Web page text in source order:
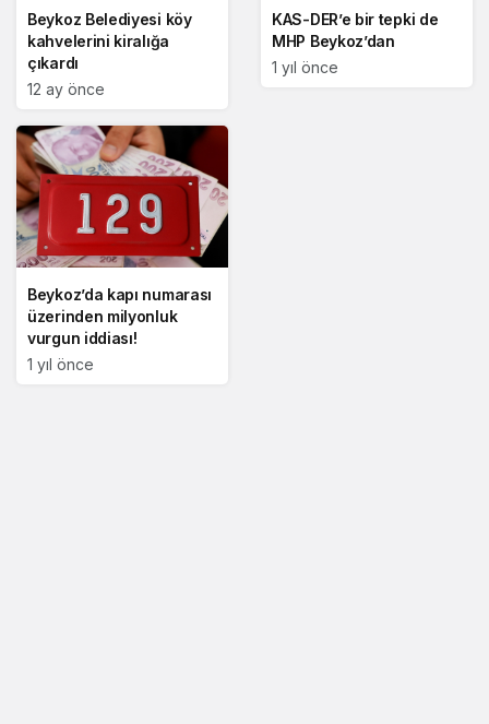
Beykoz Belediyesi köy
kahvelerini kiralığa
çıkardı
12 ay önce
KAS-DER’e bir tepki de
MHP Beykoz’dan
1 yıl önce
Beykoz’da kapı numarası
üzerinden milyonluk
vurgun iddiası!
1 yıl önce